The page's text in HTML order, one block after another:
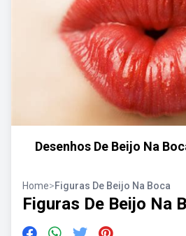
Desenhos De Beijo Na
Home>Figuras De Beijo Na Boca
Figuras De Beijo Na